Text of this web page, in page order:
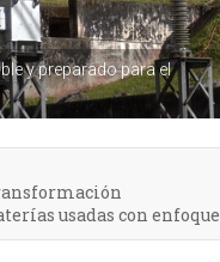
y preparado para el
usadas con enfoque